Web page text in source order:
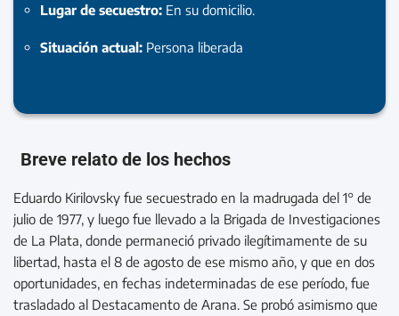
Lugar de secuestro: En su domicilio.
Situación actual: Persona liberada
Breve relato de los hechos
Eduardo Kirilovsky fue secuestrado en la madrugada del 1° de
julio de 1977, y luego fue llevado a la Brigada de Investigaciones
de La Plata, donde permaneció privado ilegítimamente de su
libertad, hasta el 8 de agosto de ese mismo año, y que en dos
oportunidades, en fechas indeterminadas de ese período, fue
trasladado al Destacamento de Arana. Se probó asimismo que